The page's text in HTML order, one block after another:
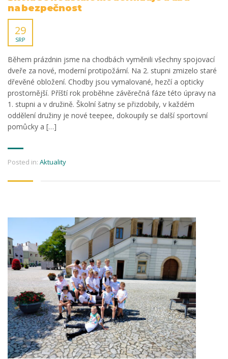
na bezpečnost
29
SRP
Během prázdnin jsme na chodbách vyměnili všechny spojovací
dveře za nové, moderní protipožární. Na 2. stupni zmizelo staré
dřevěné obložení. Chodby jsou vymalované, hezčí a opticky
prostornější. Příští rok proběhne závěrečná fáze této úpravy na
1. stupni a v družině. Školní šatny se přizdobily, v každém
oddělení družiny je nové teepee, dokoupily se další sportovní
pomůcky a […]
Posted in: Aktuality